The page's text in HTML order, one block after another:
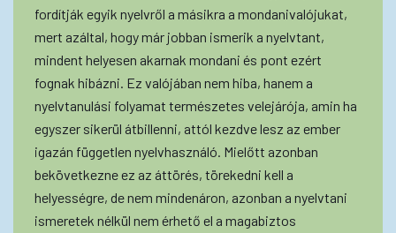
fordítják egyik nyelvről a másikra a mondanivalójukat,
mert azáltal, hogy már jobban ismerik a nyelvtant,
mindent helyesen akarnak mondani és pont ezért
fognak hibázni. Ez valójában nem hiba, hanem a
nyelvtanulási folyamat természetes velejárója, amin ha
egyszer sikerül átbillenni, attól kezdve lesz az ember
igazán független nyelvhasználó. Mielőtt azonban
bekövetkezne ez az áttörés, törekedni kell a
helyességre, de nem mindenáron, azonban a nyelvtani
ismeretek nélkül nem érhető el a magabiztos